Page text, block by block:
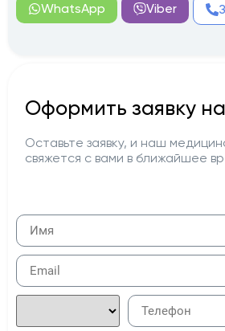
WhatsApp Viber
Оформить заявку
Оставьте заявку, и наш
свяжется с вами в ближайшее